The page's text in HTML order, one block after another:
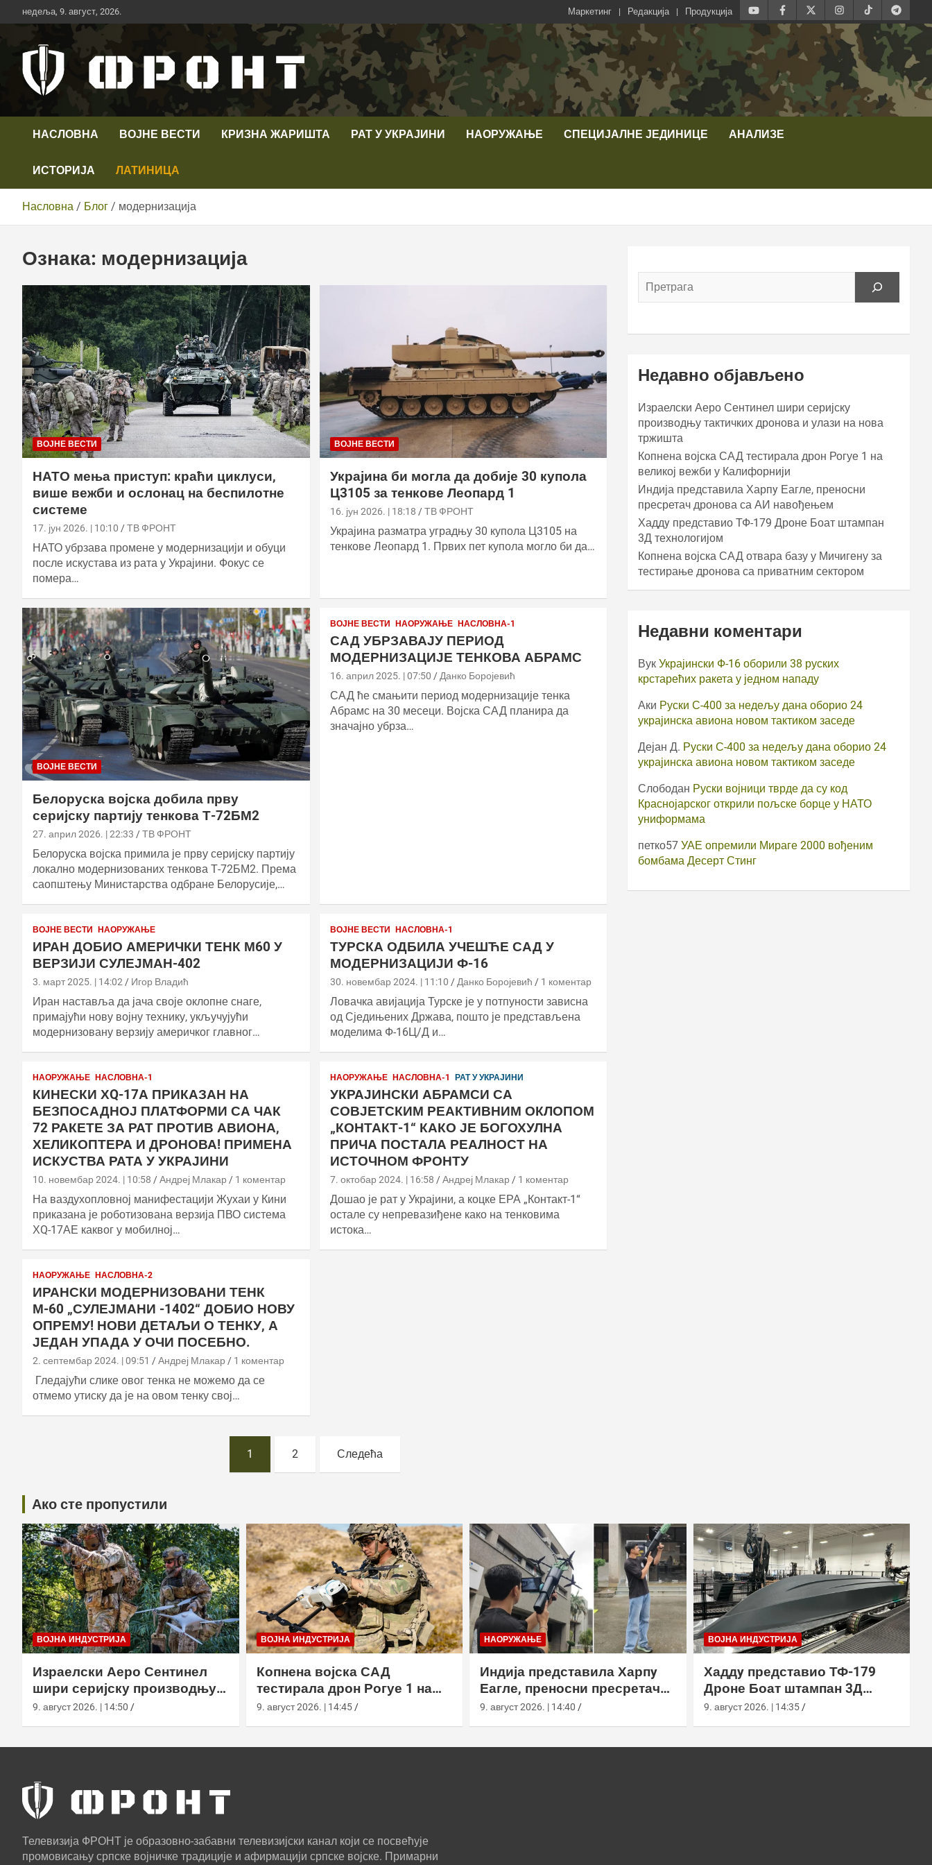
Скип
то
недеља, 9. август, 2026. Маркетинг Редакција Продукција
Телевизија ФРОНТ
НАСЛОВНА ВОЈНЕ ВЕСТИ КРИЗНА ЖАРИШТА РАТ У УКРАЈИНИ НАОРУЖАЊЕ СПЕЦИЈАЛНЕ ЈЕДИНИЦЕ АНАЛИЗЕ
ИСТОРИЈА ЛАТИНИЦА
Насловна Блог модернизација
Ознака: модернизација
ВОЈНЕ ВЕСТИ
НАТО мења приступ: краћи циклуси,
више вежби и ослонац на беспилотне
системе
17. јун 2026. | 10:10 ТВ ФРОНТ
НАТО убрзава промене у модернизацији и обуци
после искустава из рата у Украјини. Фокус се
помера…
ВОЈНЕ ВЕСТИ
Украјина би могла да добије 30 купола
Ц3105 за тенкове Леопард 1
16. јун 2026. | 18:18 ТВ ФРОНТ
Украјина разматра уградњу 30 купола Ц3105 на
тенкове Леопард 1. Првих пет купола могло би да…
ВОЈНЕ ВЕСТИ
Белоруска војска добила прву
серијску партију тенкова Т-72БМ2
27. април 2026. | 22:33 ТВ ФРОНТ
Белоруска војска примила је прву серијску партију
локално модернизованих тенкова Т-72БМ2. Према
саопштењу Министарства одбране Белорусије,…
ВОЈНЕ ВЕСТИ НАОРУЖАЊЕ НАСЛОВНА-1
САД УБРЗАВАЈУ ПЕРИОД
МОДЕРНИЗАЦИЈЕ ТЕНКОВА АБРАМС
16. април 2025. | 07:50 Данко Боројевић
САД ће смањити период модернизације тенка
Абрамс на 30 месеци. Војска САД планира да
значајно убрза…
ВОЈНЕ ВЕСТИ НАОРУЖАЊЕ
ИРАН ДОБИО АМЕРИЧКИ ТЕНК М60 У
ВЕРЗИЈИ СУЛЕЈМАН-402
3. март 2025. | 14:02 Игор Владић
Иран наставља да јача своје оклопне снаге,
примајући нову војну технику, укључујући
модернизовану верзију америчког главног…
ВОЈНЕ ВЕСТИ НАСЛОВНА-1
ТУРСКА ОДБИЛА УЧЕШЋЕ САД У
МОДЕРНИЗАЦИЈИ Ф-16
30. новембар 2024. | 11:10 Данко Боројевић 1 коментар
Ловачка авијација Турске је у потпуности зависна
од Сједињених Држава, пошто је представљена
моделима Ф-16Ц/Д и…
НАОРУЖАЊЕ НАСЛОВНА-1
КИНЕСКИ ХQ-17А ПРИКАЗАН НА
БЕЗПОСАДНОЈ ПЛАТФОРМИ СА ЧАК
72 РАКЕТЕ ЗА РАТ ПРОТИВ АВИОНА,
ХЕЛИКОПТЕРА И ДРОНОВА! ПРИМЕНА
ИСКУСТВА РАТА У УКРАЈИНИ
10. новембар 2024. | 10:58 Андреј Млакар 1 коментар
На ваздухопловној манифестацији Жухаи у Кини
приказана је роботизована верзија ПВО система
ХQ-17АЕ каквог у мобилној…
НАОРУЖАЊЕ НАСЛОВНА-1 РАТ У УКРАЈИНИ
УКРАЈИНСКИ АБРАМСИ СА
СОВЈЕТСКИМ РЕАКТИВНИМ ОКЛОПОМ
„КОНТАКТ-1“ КАКО ЈЕ БОГОХУЛНА
ПРИЧА ПОСТАЛА РЕАЛНОСТ НА
ИСТОЧНОМ ФРОНТУ
7. октобар 2024. | 16:58 Андреј Млакар 1 коментар
Дошао је рат у Украјини, а коцке ЕРА „Контакт-1“
остале су непревазиђене како на тенковима
истока…
НАОРУЖАЊЕ НАСЛОВНА-2
ИРАНСКИ МОДЕРНИЗОВАНИ ТЕНК
М-60 „СУЛЕЈМАНИ -1402“ ДОБИО НОВУ
ОПРЕМУ! НОВИ ДЕТАЉИ О ТЕНКУ, А
ЈЕДАН УПАДА У ОЧИ ПОСЕБНО.
2. септембар 2024. | 09:51 Андреј Млакар 1 коментар
Гледајући слике овог тенка не можемо да се
отмемо утиску да је на овом тенку свој…
1 2 Следећа
Недавно објављено
Израелски Аеро Сентинел шири серијску
производњу тактичких дронова и улази на нова
тржишта
Копнена војска САД тестирала дрон Рогуе 1 на
великој вежби у Калифорнији
Индија представила Харпy Еагле, преносни
пресретач дронова са АИ навођењем
Хаддy представио ТФ-179 Дроне Боат штампан
3Д технологијом
Копнена војска САД отвара базу у Мичигену за
тестирање дронова са приватним сектором
Недавни коментари
Вук Украјински Ф-16 оборили 38 руских
крстарећих ракета у једном нападу
Аки Руски С-400 за недељу дана оборио 24
украјинска авиона новом тактиком заседе
Дејан Д. Руски С-400 за недељу дана оборио 24
украјинска авиона новом тактиком заседе
Слободан Руски војници тврде да су код
Краснојарског открили пољске борце у НАТО
униформама
петко57 УАЕ опремили Мираге 2000 вођеним
бомбама Десерт Стинг
Ако сте пропустили
ВОЈНА ИНДУСТРИЈА
Израелски Аеро Сентинел
шири серијску производњу
тактичких дронова и улази
9. август 2026. | 14:50
ВОЈНА ИНДУСТРИЈА
Копнена војска САД
тестирала дрон Рогуе 1 на
великој вежби у
9. август 2026. | 14:45
НАОРУЖАЊЕ
Индија представила Харпy
Еагле, преносни пресретач
дронова са АИ навођењем
9. август 2026. | 14:40
ВОЈНА ИНДУСТРИЈА
Хаддy представио ТФ-179
Дроне Боат штампан 3Д
технологијом
9. август 2026. | 14:35
Телевизија ФРОНТ је образовно-забавни телевизијски канал који се посвећује
промовисању српске војничке традиције и афирмацији српске војске. Примарни